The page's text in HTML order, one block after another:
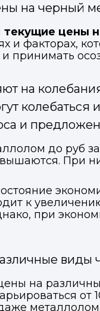
на черный
текущие цены
и факторах,
и принимать
на
и
до руб
При
к
при
виды
на